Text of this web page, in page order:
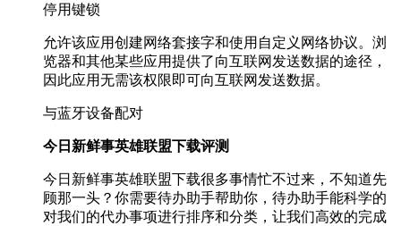
停用键锁
允许该应用创建网络套接字和使用自定义网络协议。浏
览器和其他某些应用提供了向互联网发送数据的途径，
因此应用无需该权限即可向互联网发送数据。
与蓝牙设备配对
今日新鲜事英雄联盟下载评测
今日新鲜事英雄联盟下载很多事情忙不过来，不知道先
顾那一头？你需要待办助手帮助你，待办助手能科学的
对我们的代办事项进行排序和分类，让我们高效的完成